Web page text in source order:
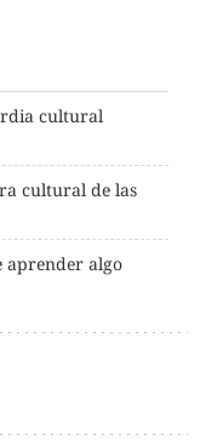
cultural
cultural de las
aprender algo